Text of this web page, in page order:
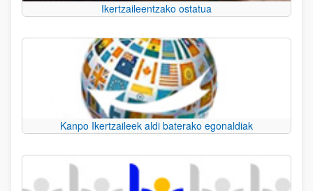
Ikertzaileentzako ostatua
Kanpo Ikertzaileek aldi baterako egonaldiak